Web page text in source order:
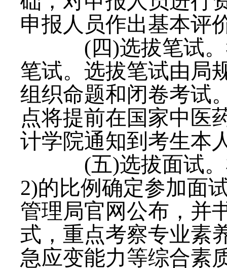
申报人员作出基本评
(四)选拔笔试。
笔试。选拔笔试由局
组织命题和闭卷考试
点将提前在国家中医
计学院通知到考生本
(五)选拔面试。
2)的比例确定参加面
管理局官网公布，并
式，重点考察专业素
急应变能力等综合素